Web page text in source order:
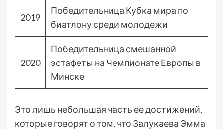
2019
Победительница Кубка мира по
биатлону среди молодежи
2020
Победительница смешанной
эстафеты на Чемпионате Европы в
Минске
Это лишь небольшая часть ее достижений,
которые говорят о том, что Залукаева Эмма